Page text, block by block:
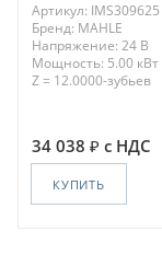
Артикул: IMS309625
Бренд: MAHLE
Напряжение: 24 В
Мощность: 5.00 кВт
Z = 12.0000-зубьев
34 038 с НДС
КУПИТЬ